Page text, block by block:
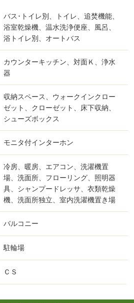
バス･トイレ別、トイレ、追焚機能、
浴室乾燥機、温水洗浄便座、風呂、
浴トイレ別、オートバス
カウンターキッチン、対面Ｋ、浄水
器
収納スペース、ウォークインクロー
ゼット、クローゼット、床下収納、
シューズボックス
モニタ付インターホン
冷房、暖房、エアコン、洗濯機置
場、洗面所、フローリング、照明器
具、シャンプードレッサ、衣類乾燥
機、洗面所独立、室内洗濯機置き場
バルコニー
駐輪場
ＣＳ